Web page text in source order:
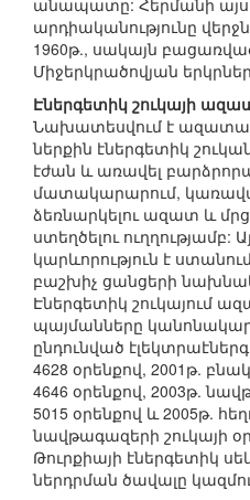
անապատը: Հերմանի
արդիականությունը
1960թ., սակայն
Միջերկրածովյան
Էներգետիկ շուկայի
Նախատեսվում է
ներքին էներգետիկ
էժան և առավել
մատակարարում,
ձեռնարկելու ազատ և
ստեղծելու ուղղությամբ:
կարևորություն է
բաշխիչ ցանցերի
Էներգետիկ շուկայում
պայմանները
ընդունված
4628 օրենքով, 2001թ.
4646 օրենքով, 2003թ.
5015 օրենքով և 2005թ.
նավթագազերի շուկայի
Թուրքիայի էներգետիկ
ներդրման ծավալը